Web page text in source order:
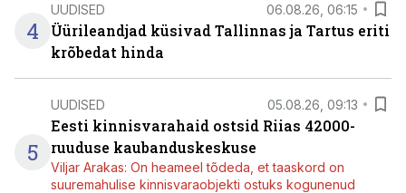
4
UUDISED 06.08.26, 06:15
Üürileandjad küsivad Tallinnas ja Tartus eriti
krõbedat hinda
5
UUDISED 05.08.26, 09:13
Eesti kinnisvarahaid ostsid Riias 42000-
ruuduse kaubanduskeskuse
Viljar Arakas: On heameel tõdeda, et taaskord on
suuremahulise kinnisvaraobjekti ostuks kogunenud